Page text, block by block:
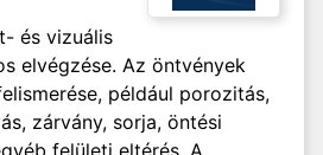
és vizuális
elvégzése. Az öntvények
például porozitás,
zárvány, sorja, öntési
felületi eltérés. A